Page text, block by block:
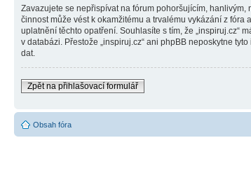
Zavazujete se nepřispívat na fórum pohoršujícím,
činnost může vést k okamžitému a trvalému vykázání z
uplatnění těchto opatření. Souhlasíte s tím, že „inspiruj.cz“
v databázi. Přestože „inspiruj.cz“ ani phpBB neposkytne
dat.
Zpět na přihlašovací formulář
Obsah fóra